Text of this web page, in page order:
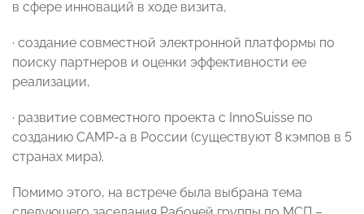
в сфере инноваций в ходе визита,
· создание совместной электронной платформы по
поиску партнеров и оценки эффективности ее
реализации,
· развитие совместного проекта с InnoSuisse по
созданию CAMP-а в России (существуют 8 кэмпов в 5
странах мира).
Помимо этого, на встрече была выбрана тема